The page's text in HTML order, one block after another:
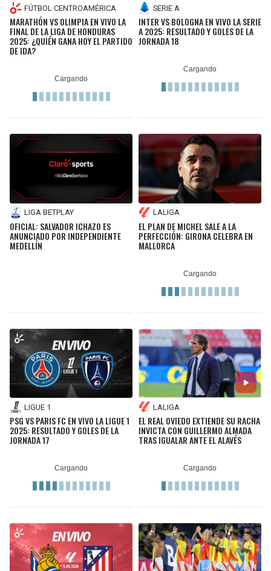
FÚTBOL CENTROAMÉRICA
MARATHÓN VS OLIMPIA EN VIVO LA
FINAL DE LA LIGA DE HONDURAS
2025: ¿QUIÉN GANA HOY EL PARTIDO
DE IDA?
SERIE A
INTER VS BOLOGNA EN VIVO LA SERIE
A 2025: RESULTADO Y GOLES DE LA
JORNADA 18
LIGA BETPLAY
OFICIAL: SALVADOR ICHAZO ES
ANUNCIADO POR INDEPENDIENTE
MEDELLÍN
LALIGA
EL PLAN DE MICHEL SALE A LA
PERFECCIÓN: GIRONA CELEBRA EN
MALLORCA
LIGUE 1
PSG VS PARIS FC EN VIVO LA LIGUE 1
2025: RESULTADO Y GOLES DE LA
JORNADA 17
LALIGA
EL REAL OVIEDO EXTIENDE SU RACHA
INVICTA CON GUILLERMO ALMADA
TRAS IGUALAR ANTE EL ALAVÉS